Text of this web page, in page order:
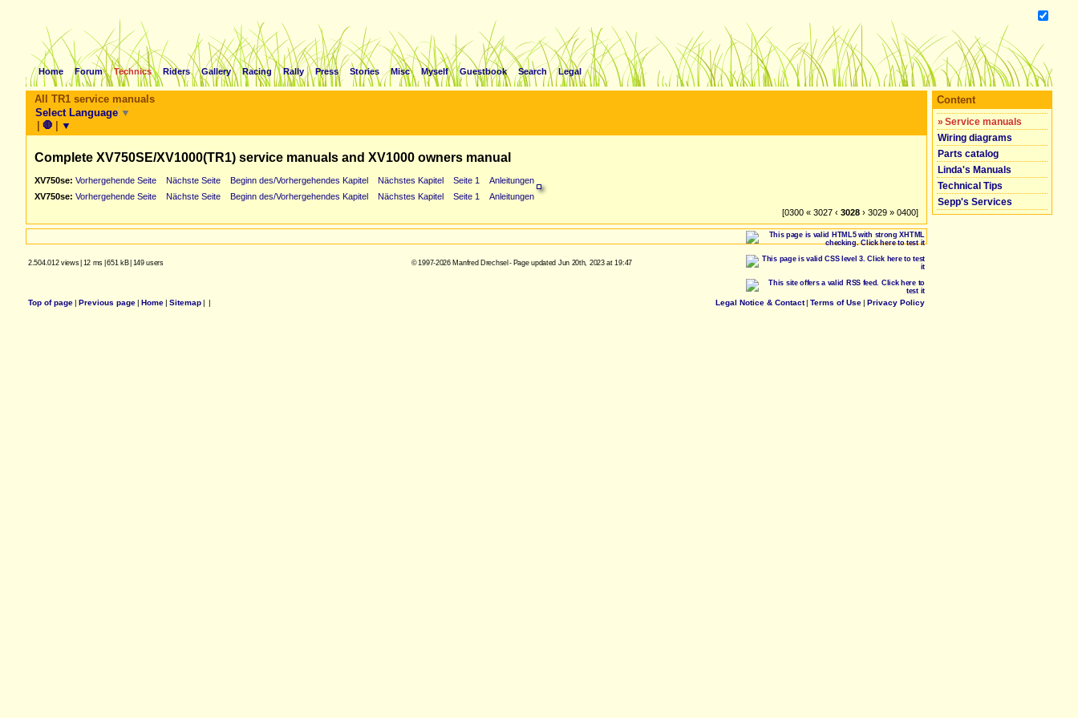
Home Forum Technics Riders Gallery Racing Rally Press Stories Misc Myself Guestbook Search Legal
All TR1 service manuals
Select Language ▼
| 🛑 | ▼
Complete XV750SE/XV1000(TR1) service manuals and XV1000 owners manual
XV750se: Vorhergehende Seite Nächste Seite Beginn des/Vorhergehendes Kapitel Nächstes Kapitel Seite 1
Anleitungen
XV750se: Vorhergehende Seite Nächste Seite Beginn des/Vorhergehendes Kapitel Nächstes Kapitel Seite 1
Anleitungen
[0300 « 3027 ‹ 3028 › 3029 » 0400]
Content
» Service manuals
Wiring diagrams
Parts catalog
Linda's Manuals
Technical Tips
Sepp's Services
2.504.012 views| 12 ms |651 kB| 149 users © 1997-2026 Manfred Drechsel - Page updated Jun 20th, 2023 at 19:47
Top of page| Previous page| Home| Sitemap| | Legal Notice & Contact| Terms of Use| Privacy Policy